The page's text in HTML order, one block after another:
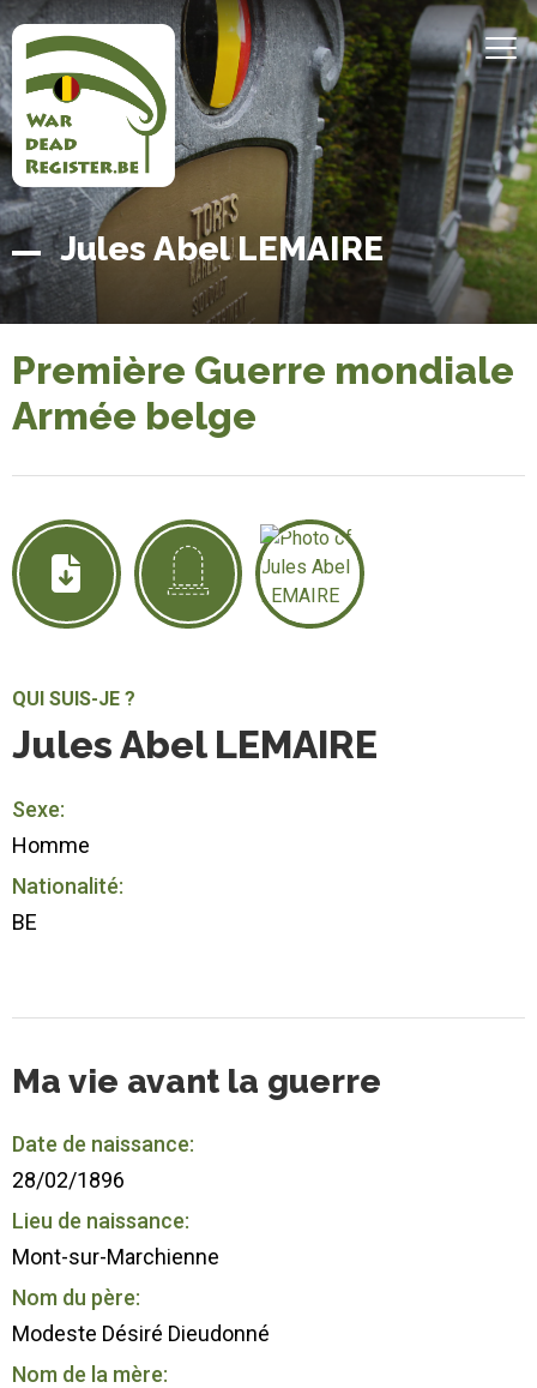
Aller
au
contenu
principal
Accueil
Belgian
War
Dead
Register
Jules Abel LEMAIRE
Première Guerre mondiale
Armée belge
QUI SUIS-JE ?
Jules Abel LEMAIRE
Sexe:
Homme
Nationalité:
BE
Ma vie avant la guerre
Date de naissance:
28/02/1896
Lieu de naissance:
Mont-sur-Marchienne
Nom du père:
Modeste Désiré Dieudonné
Nom de la mère: